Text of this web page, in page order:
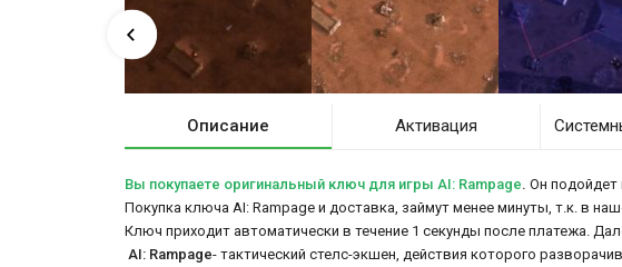
Описание Активация
Вы покупаете оригинальный ключ для игры AI: Rampage. Он подойдет
Покупка ключа AI: Rampage и доставка, займут менее минуты, т.к. в
Ключ приходит автоматически в течение 1 секунды после платежа.
AI: Rampage- тактический стелс-экшен, действия которого